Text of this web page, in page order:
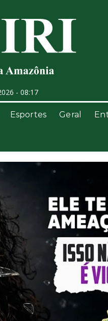
- 08:17
Esportes Geral